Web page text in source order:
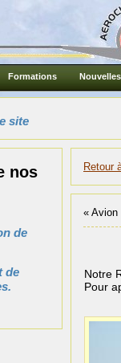
Formations Nouvelles
site
nos
de
de
Retour
« Avion
Notre
Pour